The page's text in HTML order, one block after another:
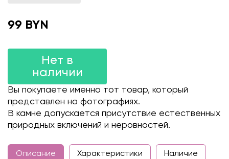
99 BYN
Нет в
наличии
Вы покупаете именно тот товар, который
представлен на фотографиях.
В камне допускается присутствие естественных
природных включений и неровностей.
Описание Характеристики Наличие